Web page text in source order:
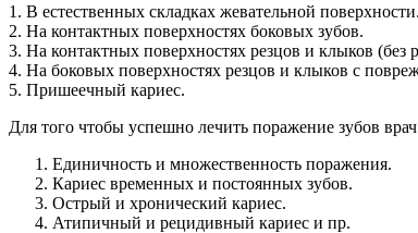
1. В естественных складках жевательной поверхности.
2. На контактных поверхностях боковых зубов.
3. На контактных поверхностях резцов и клыков (без
4. На боковых поверхностях резцов и клыков с
5. Пришеечный кариес.
Для того чтобы успешно лечить поражение зубов
Единичность и множественность поражения.
Кариес временных и постоянных зубов.
Острый и хронический кариес.
Атипичный и рецидивный кариес и пр.